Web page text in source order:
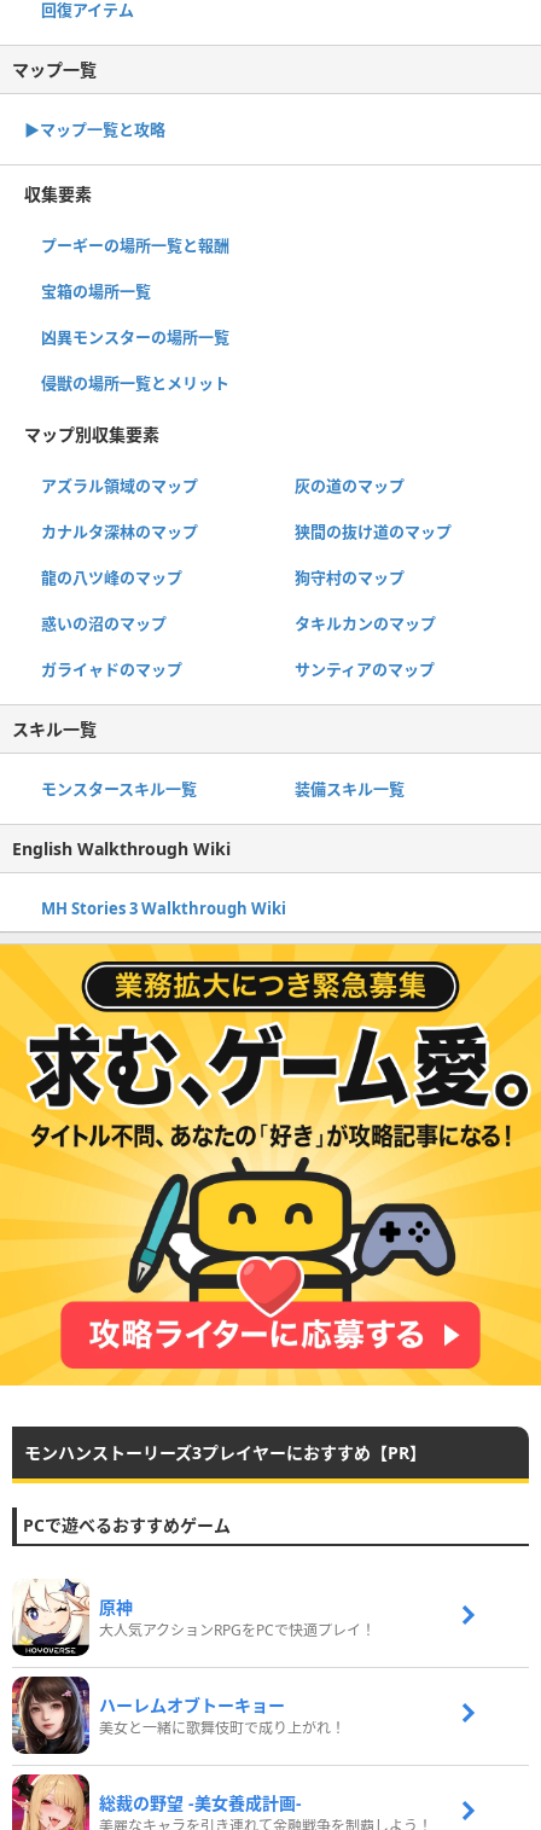
回復アイテム
マップ一覧
▶︎マップ一覧と攻略
収集要素
プーギーの場所一覧と報酬
宝箱の場所一覧
凶異モンスターの場所一覧
侵獣の場所一覧とメリット
マップ別収集要素
アズラル領域のマップ 灰の道のマップ
カナルタ深林のマップ 狭間の抜け道のマップ
龍の八ツ峰のマップ 狗守村のマップ
惑いの沼のマップ タキルカンのマップ
ガライャドのマップ サンティアのマップ
スキル一覧
モンスタースキル一覧 装備スキル一覧
English Walkthrough Wiki
MH Stories 3 Walkthrough Wiki
モンハンストーリーズ3プレイヤーにおすすめ【PR】
PCで遊べるおすすめゲーム
原神
大人気アクションRPGをPCで快適プレイ！
ハーレムオブトーキョー
美女と一緒に歌舞伎町で成り上がれ！
総裁の野望 -美女養成計画-